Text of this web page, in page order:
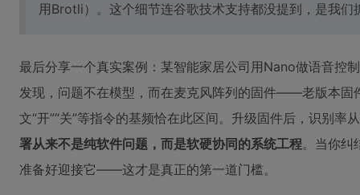
用Brotli）。这个细节连谷歌技术支持都没提到，是我
最后分享一个真实案例：某智能家居公司用Nano做语音控
发现，问题不在模型，而在麦克风阵列的固件——老版本固
文“开”“关”等指令的基频恰在此区间。升级固件后，识别率
署从来不是纯软件问题，而是软硬协同的系统工程。当你纠
准备好迎接它——这才是真正的第一道门槛。